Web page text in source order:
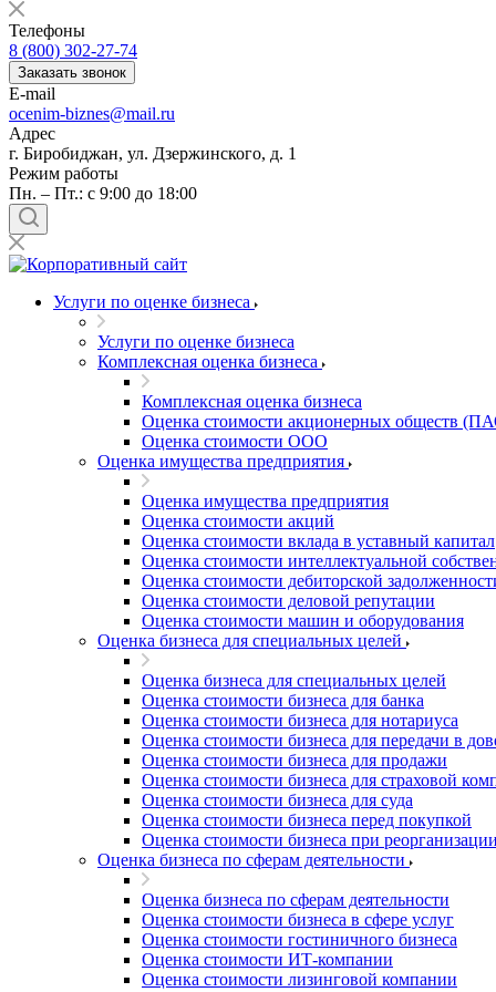
Телефоны
8 (800) 302-27-74
Заказать звонок
E-mail
ocenim-biznes@mail.ru
Адрес
г. Биробиджан, ул. Дзержинского, д. 1
Режим работы
Пн. – Пт.: с 9:00 до 18:00
Услуги по оценке бизнеса
Услуги по оценке бизнеса
Комплексная оценка бизнеса
Комплексная оценка бизнеса
Оценка стоимости акционерных обществ
Оценка стоимости ООО
Оценка имущества предприятия
Оценка имущества предприятия
Оценка стоимости акций
Оценка стоимости вклада в уставный капитал
Оценка стоимости интеллектуальной
Оценка стоимости дебиторской
Оценка стоимости деловой репутации
Оценка стоимости машин и оборудования
Оценка бизнеса для специальных целей
Оценка бизнеса для специальных целей
Оценка стоимости бизнеса для банка
Оценка стоимости бизнеса для нотариуса
Оценка стоимости бизнеса для передачи в
Оценка стоимости бизнеса для продажи
Оценка стоимости бизнеса для страховой
Оценка стоимости бизнеса для суда
Оценка стоимости бизнеса перед покупкой
Оценка стоимости бизнеса при реорганизации
Оценка бизнеса по сферам деятельности
Оценка бизнеса по сферам деятельности
Оценка стоимости бизнеса в сфере услуг
Оценка стоимости гостиничного бизнеса
Оценка стоимости ИТ-компании
Оценка стоимости лизинговой компании
Березники
Бийск
Биробиджан
Бирск
Благовещенск
Благодарный
Богородицк
Боготол
Большой Камень
Бор
Борисоглебск
Боровичи
Братск
Бронницы
Брянск
Бугульма
Бугуруслан
Бузулук
Буйнакск
Бутурлиновка
Валдай
Валуйки